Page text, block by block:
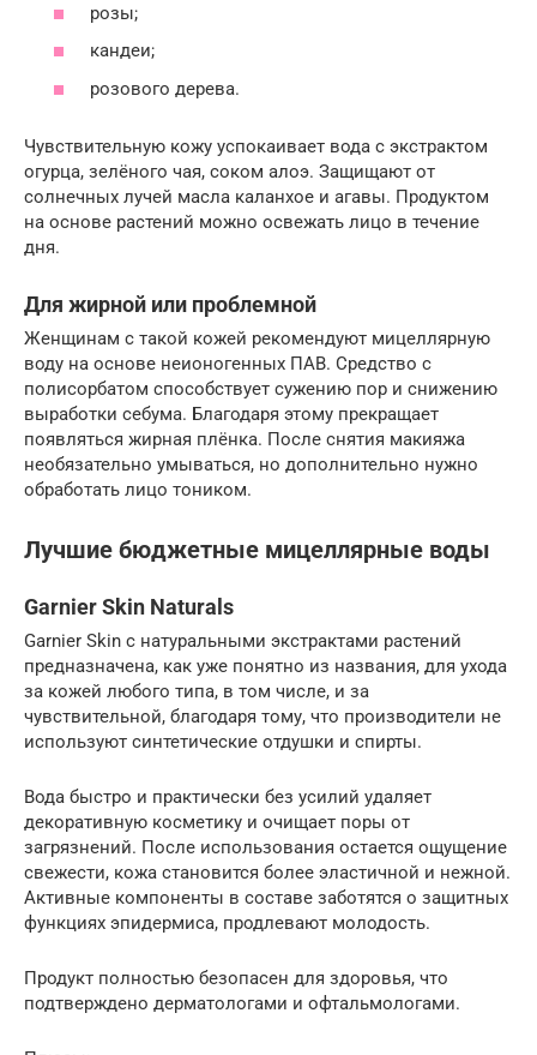
розы;
кандеи;
розового дерева.
Чувствительную кожу успокаивает вода с экстрактом
огурца, зелёного чая, соком алоэ. Защищают от
солнечных лучей масла каланхое и агавы. Продуктом
на основе растений можно освежать лицо в течение
дня.
Для жирной или проблемной
Женщинам с такой кожей рекомендуют мицеллярную
воду на основе неионогенных ПАВ. Средство с
полисорбатом способствует сужению пор и снижению
выработки себума. Благодаря этому прекращает
появляться жирная плёнка. После снятия макияжа
необязательно умываться, но дополнительно нужно
обработать лицо тоником.
Лучшие бюджетные мицеллярные воды
Garnier Skin Naturals
Garnier Skin с натуральными экстрактами растений
предназначена, как уже понятно из названия, для ухода
за кожей любого типа, в том числе, и за
чувствительной, благодаря тому, что производители не
используют синтетические отдушки и спирты.
Вода быстро и практически без усилий удаляет
декоративную косметику и очищает поры от
загрязнений. После использования остается ощущение
свежести, кожа становится более эластичной и нежной.
Активные компоненты в составе заботятся о защитных
функциях эпидермиса, продлевают молодость.
Продукт полностью безопасен для здоровья, что
подтверждено дерматологами и офтальмологами.